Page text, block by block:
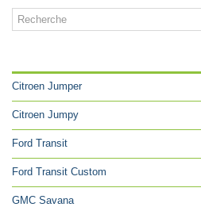
Citroen Jumper
Citroen Jumpy
Ford Transit
Ford Transit Custom
GMC Savana